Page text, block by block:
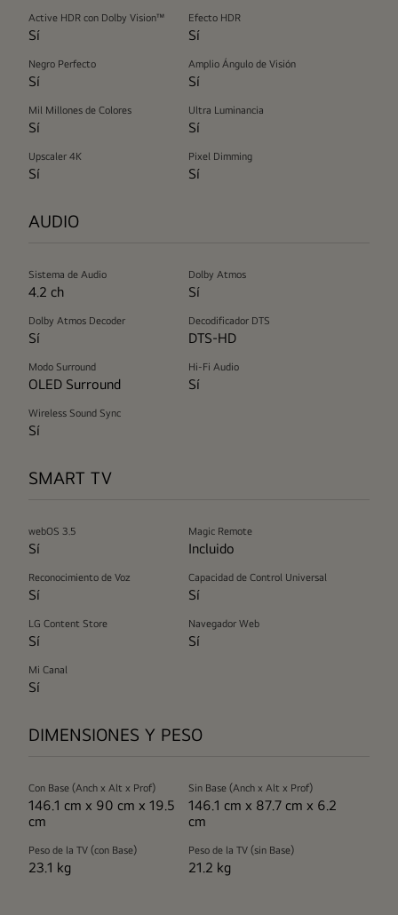
Active HDR con Dolby Vision™
Sí
Efecto HDR
Sí
Negro Perfecto
Sí
Amplio Ángulo de Visión
Sí
Mil Millones de Colores
Sí
Ultra Luminancia
Sí
Upscaler 4K
Sí
Pixel Dimming
Sí
AUDIO
Sistema de Audio
4.2 ch
Dolby Atmos
Sí
Dolby Atmos Decoder
Sí
Decodificador DTS
DTS-HD
Modo Surround
OLED Surround
Hi-Fi Audio
Sí
Wireless Sound Sync
Sí
SMART TV
webOS 3.5
Sí
Magic Remote
Incluido
Reconocimiento de Voz
Sí
Capacidad de Control Universal
Sí
LG Content Store
Sí
Navegador Web
Sí
Mi Canal
Sí
DIMENSIONES Y PESO
Con Base (Anch x Alt x Prof)
146.1 cm x 90 cm x 19.5
cm
Sin Base (Anch x Alt x Prof)
146.1 cm x 87.7 cm x 6.2
cm
Peso de la TV (con Base)
23.1 kg
Peso de la TV (sin Base)
21.2 kg